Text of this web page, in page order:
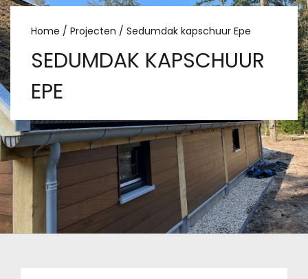
Home / Projecten / Sedumdak kapschuur Epe
SEDUMDAK KAPSCHUUR
EPE